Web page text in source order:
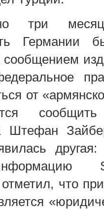
три
Германии
от
сообщить
Штефан
что